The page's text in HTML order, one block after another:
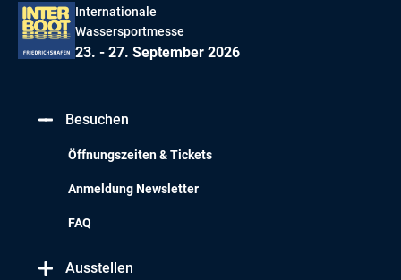
Internationale
Wassersportmesse
23. - 27. September 2026
Besuchen
Öffnungszeiten & Tickets
Anmeldung Newsletter
FAQ
Ausstellen